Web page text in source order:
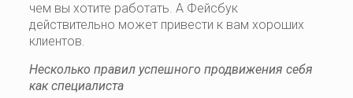
чем вы хотите работать. А Фейсбук
действительно может привести к вам хороших
клиентов.
Несколько правил успешного продвижения себя
как специалиста